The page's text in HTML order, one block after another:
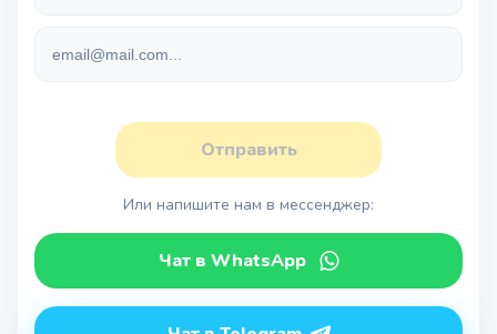
Отправить
Или напишите нам в мессенджер:
Чат в WhatsApp